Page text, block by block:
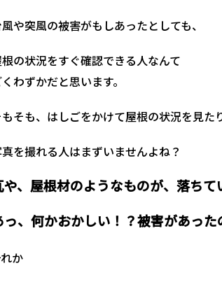
や突風の被害がもしあったとしても、
の状況をすぐ確認できる人なんて
わずかだと思います。
そも、はしごをかけて屋根の状況を見た
を撮れる人はまずいませんよね？
や、屋根材のようなものが、落ちて
っ、何かおかしい！？被害があった
か